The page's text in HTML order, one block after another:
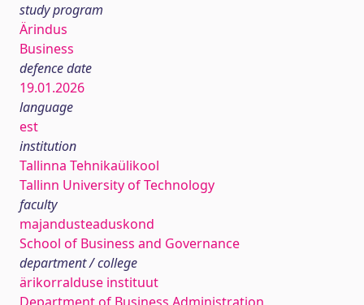
study program
Ärindus
Business
defence date
19.01.2026
language
est
institution
Tallinna Tehnikaülikool
Tallinn University of Technology
faculty
majandusteaduskond
School of Business and Governance
department / college
ärikorralduse instituut